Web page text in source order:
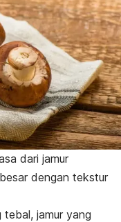
dari jamur
dengan tekstur
tebal, jamur yang